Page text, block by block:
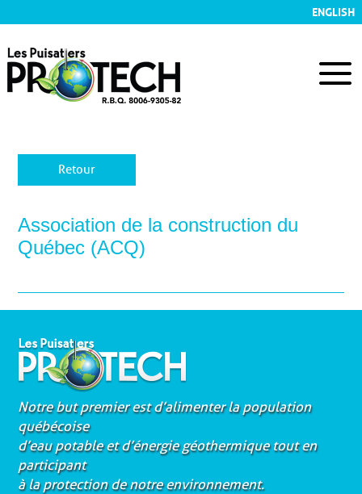
ENGLISH
Retour
Association de la construction du
Québec (ACQ)
Notre but premier est d’alimenter la population
québécoise
d’eau potable et d’énergie géothermique tout en
participant
à la protection de notre environnement.